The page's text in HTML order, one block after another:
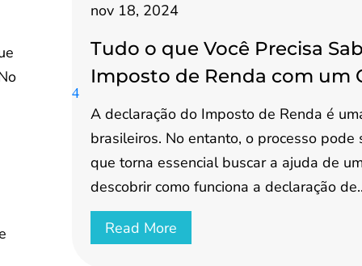
nov 18, 2024
Tudo o que Você Precisa
Imposto de Renda com um
A declaração do Imposto de Renda é
brasileiros. No entanto, o processo
que torna essencial buscar a ajuda de
descobrir como funciona a declaração
Read More